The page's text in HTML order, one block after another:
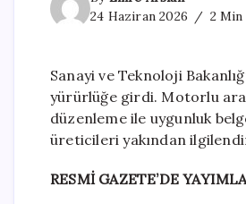
24 Haziran 2026
2 Min
Sanayi ve Teknoloji
yürürlüğe girdi. Motorlu
düzenleme ile uygunluk
üreticileri yakından
RESMİ GAZETE’DE